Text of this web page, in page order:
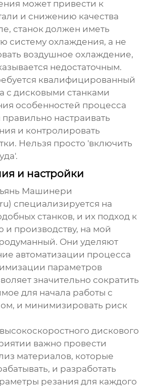
может привести к
и снижению качества
станок должен иметь
систему охлаждения, а не
воздушное охлаждение,
недостаточным.
квалифицированный
сдисковыми станками
особенностей процесса
настраивать
и контролировать
Нельзя просто 'включить
и настройки
Машинери
специализируется на
станков, и их подход к
производству, на мой
Они уделяют
автоматизации процесса
параметров
значительно сократить
для начала работы с
и минимизировать риск
высокоскоростного дискового
важно провести
материалов, которые
и разработать
резания для каждого